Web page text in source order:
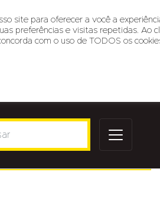
site para oferecer a você a
preferências e visitas repetidas. Ao
com o uso de TODOS os